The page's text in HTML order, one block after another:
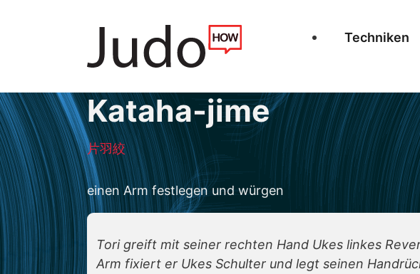
Techniken
Kataha-jime
片羽絞
einen Arm festlegen und würgen
Tori greift mit seiner rechten Hand Ukes linkes
Arm fixiert er Ukes Schulter und legt seinen